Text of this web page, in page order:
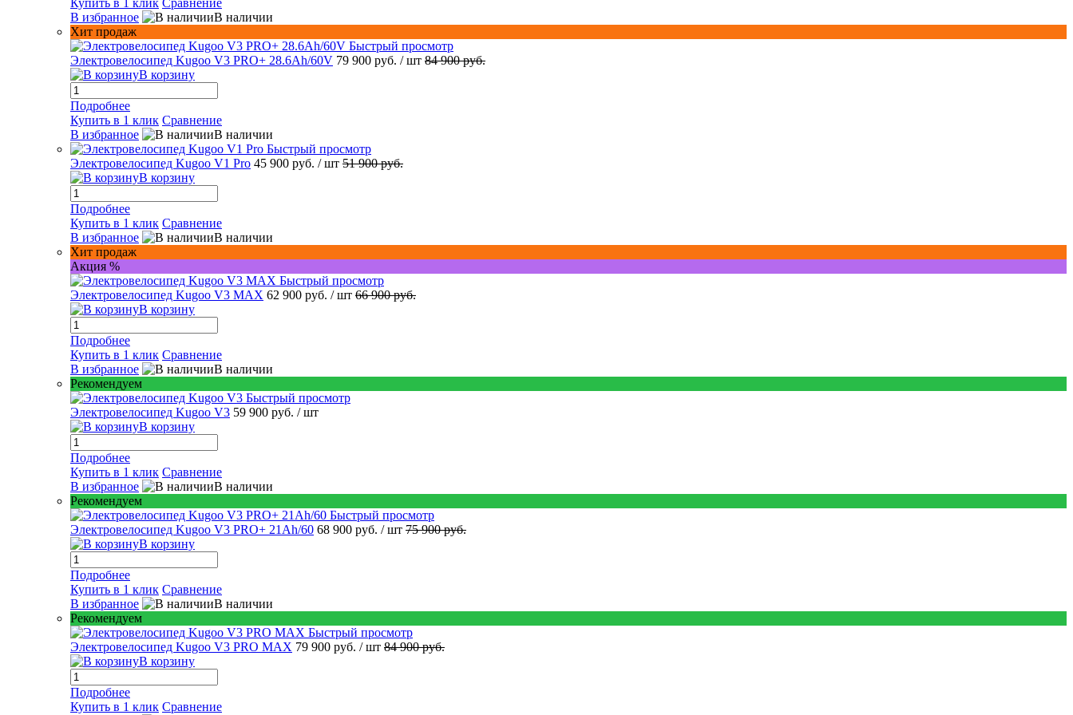
Купить в 1 клик Сравнение
В избранное
В наличии
Хит продаж
Быстрый просмотр
Электровелосипед Kugoo V3 PRO+ 28.6Ah/60V 79 900 руб. / шт 84 900 руб.
В корзину
Подробнее
Купить в 1 клик Сравнение
В избранное
В наличии
Быстрый просмотр
Электровелосипед Kugoo V1 Pro 45 900 руб. / шт 51 900 руб.
В корзину
Подробнее
Купить в 1 клик Сравнение
В избранное
В наличии
Хит продаж
Акция %
Быстрый просмотр
Электровелосипед Kugoo V3 MAX 62 900 руб. / шт 66 900 руб.
В корзину
Подробнее
Купить в 1 клик Сравнение
В избранное
В наличии
Рекомендуем
Быстрый просмотр
Электровелосипед Kugoo V3 59 900 руб. / шт
В корзину
Подробнее
Купить в 1 клик Сравнение
В избранное
В наличии
Рекомендуем
Быстрый просмотр
Электровелосипед Kugoo V3 PRO+ 21Ah/60 68 900 руб. / шт 75 900 руб.
В корзину
Подробнее
Купить в 1 клик Сравнение
В избранное
В наличии
Рекомендуем
Быстрый просмотр
Электровелосипед Kugoo V3 PRO MAX 79 900 руб. / шт 84 900 руб.
В корзину
Подробнее
Купить в 1 клик Сравнение